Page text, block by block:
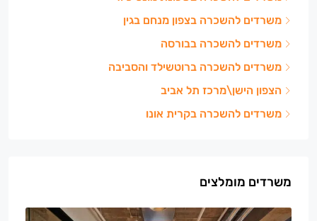
משרדים להשכרה בצפון מנחם בגין
משרדים להשכרה בבורסה
משרדים להשכרה ברוטשילד והסביבה
הצפון הישן\מרכז תל אביב
משרדים להשכרה בקרית אונו
משרדים מומלצים